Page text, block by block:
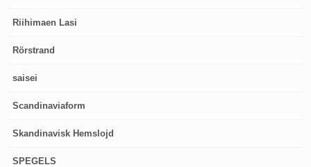
Riihimaen Lasi
Rörstrand
saisei
Scandinaviaform
Skandinavisk Hemslojd
SPEGELS